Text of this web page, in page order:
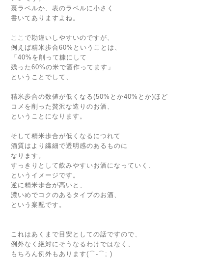
裏ラベルか、表のラベルに小さく
書いてありますよね。
ここで勘違いしやすいのですが、
例えば精米歩合60%ということは、
「40%を削って糠にして
残った60%の米で酒作ってます」
ということでして、
精米歩合の数値が低くなる(50%とか40%とか)ほど
コメを削った贅沢な造りのお酒、
ということになります。
そして精米歩合が低くなるにつれて
酒質はより繊細で透明感のあるものに
なります。
すっきりとして飲みやすいお酒になっていく、
というイメージです。
逆に精米歩合が高いと、
濃いめでコクのあるタイプのお酒、
という案配です。
これはあくまで目安としての話ですので、
例外なく絶対にそうなるわけではなく、
もちろん例外もあります(⌒-⌒; )